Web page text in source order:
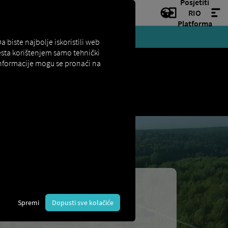
RIO
Platforma
biste najbolje iskoristili web
korištenjem samo tehnički
mogu se pronaći na
Spremi Dopusti sve kolačiće